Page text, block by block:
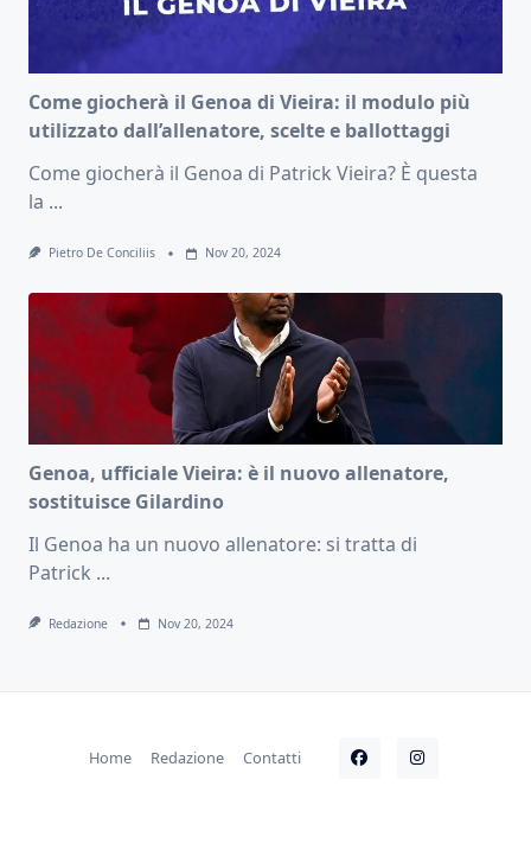
Come giocherà il Genoa di Vieira: il modulo più
utilizzato dall’allenatore, scelte e ballottaggi
Come giocherà il Genoa di Patrick Vieira? È questa
la ...
Pietro De Conciliis Nov 20, 2024
Genoa, ufficiale Vieira: è il nuovo allenatore,
sostituisce Gilardino
Il Genoa ha un nuovo allenatore: si tratta di
Patrick ...
Redazione Nov 20, 2024
Home Redazione Contatti